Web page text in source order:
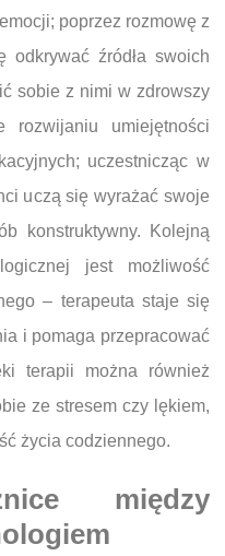
poprzez rozmowę z
odkrywać źródła swoich
sobie z nimi w zdrowszy
rozwijaniu umiejętności
uczestnicząc w
uczą się wyrażać swoje
konstruktywny. Kolejną
jest możliwość
– terapeuta staje się
i pomaga przepracować
terapii można również
ze stresem czy lękiem,
życia codziennego.
między